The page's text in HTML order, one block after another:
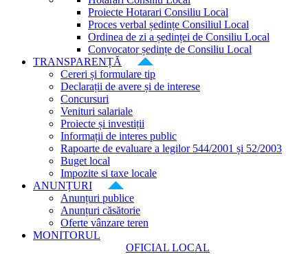
Proiecte Hotarari Consiliu Local
Proces verbal ședințe Consiliul Local
Ordinea de zi a ședinței de Consiliu Local
Convocator ședințe de Consiliu Local
TRANSPARENȚĂ
Cereri și formulare tip
Declarații de avere și de interese
Concursuri
Venituri salariale
Proiecte și investiții
Informații de interes public
Rapoarte de evaluare a legilor 544/2001 și 52/2003
Buget local
Impozite si taxe locale
ANUNȚURI
Anunțuri publice
Anunțuri căsătorie
Oferte vânzare teren
MONITORUL
OFICIAL LOCAL